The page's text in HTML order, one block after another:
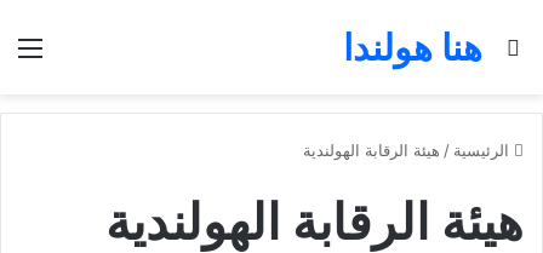
هنا هولندا
بحث عن
الرئيسية / هيئة الرقابة الهولندية
هيئة الرقابة الهولندية